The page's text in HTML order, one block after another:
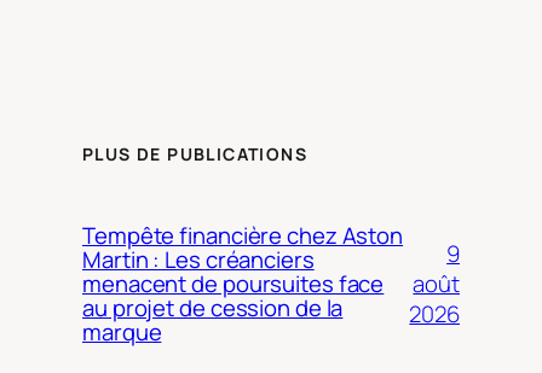
PLUS DE PUBLICATIONS
Tempête financière chez Aston
Martin : Les créanciers
menacent de poursuites face
au projet de cession de la
marque
9
août
2026